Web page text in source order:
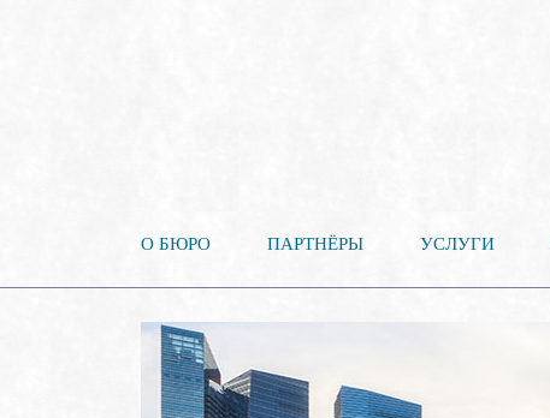
О БЮРО ПАРТНЁРЫ УСЛУГИ